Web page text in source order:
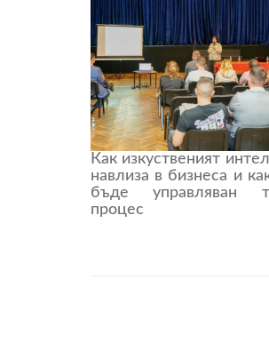
Как изкуственият
навлиза в бизнеса и
бъде управляван
процес